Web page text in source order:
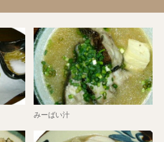
みーばい汁